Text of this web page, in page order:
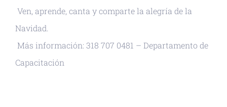
Ven, aprende, canta y comparte la alegría de la
Navidad.
Más información: 318 707 0481 – Departamento de
Capacitación